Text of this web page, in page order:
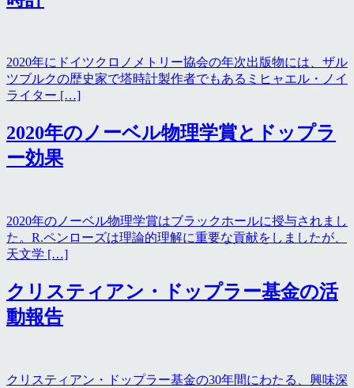
2020年にドイツクロノメトリー協会の年次出版物には、ザル
ツブルクの歴史家で塔時計製作者でもあるミヒャエル・ノイ
ライター […]
2020年のノーベル物理学賞とドップラ
ー効果
2020年のノーベル物理学賞はブラックホールに授与されまし
た。R.ペンローズは理論的理解に重要な貢献をしましたが、
天文学 […]
クリスティアン・ドップラー基金の活
動報告
クリスティアン・ドップラー基金の30年間にわたる、興味深